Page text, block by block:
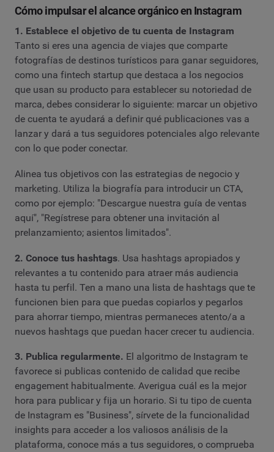
Cómo impulsar el alcance orgánico en Instagram
1. Establece el objetivo de tu cuenta de Instagram
Tanto si eres una agencia de viajes que comparte
fotografías de destinos turísticos para ganar seguidores,
como una fintech startup que destaca a los negocios
que usan su producto para establecer su notoriedad de
marca, debes considerar lo siguiente: marcar un objetivo
de cuenta te ayudará a definir qué publicaciones vas a
lanzar y dará a tus seguidores potenciales algo relevante
con lo que poder conectar.
Alinea tus objetivos con las estrategias de negocio y
marketing. Utiliza la biografía para introducir un CTA,
como por ejemplo: "Descargue nuestra guía de ventas
aquí", "Regístrese para obtener una invitación al
prelanzamiento; asientos limitados".
2. Conoce tus hashtags. Usa hashtags apropiados y
relevantes a tu contenido para atraer más audiencia
hasta tu perfil. Ten a mano una lista de hashtags que te
funcionen bien para que puedas copiarlos y pegarlos
para ahorrar tiempo, mientras permaneces atento/a a
nuevos hashtags que puedan hacer crecer tu audiencia.
3. Publica regularmente. El algoritmo de Instagram te
favorece si publicas contenido de calidad que recibe
engagement habitualmente. Averigua cuál es la mejor
hora para publicar y fija un horario. Si tu tipo de cuenta
de Instagram es "Business", sírvete de la funcionalidad
insights para acceder a los valiosos análisis de la
plataforma, conoce más a tus seguidores, o comprueba